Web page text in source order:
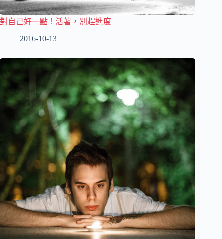
對自己好一點！活著，別趕進度
2016-10-13